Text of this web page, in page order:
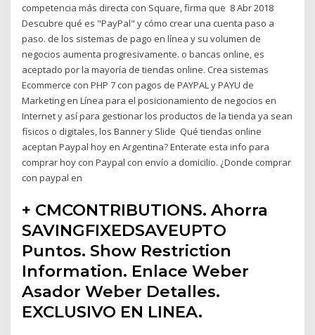
competencia más directa con Square, firma que 8 Abr 2018
Descubre qué es "PayPal" y cómo crear una cuenta paso a
paso. de los sistemas de pago en línea y su volumen de
negocios aumenta progresivamente. o bancas online, es
aceptado por la mayoría de tiendas online. Crea sistemas
Ecommerce con PHP 7 con pagos de PAYPAL y PAYU de
Marketing en Línea para el posicionamiento de negocios en
Internet y así para gestionar los productos de la tienda ya sean
físicos o digitales, los Banner y Slide Qué tiendas online
aceptan Paypal hoy en Argentina? Enterate esta info para
comprar hoy con Paypal con envío a domicilio. ¿Donde comprar
con paypal en
+ CMCONTRIBUTIONS. Ahorra
SAVINGFIXEDSAVEUPTO
Puntos. Show Restriction
Information. Enlace Weber
Asador Weber Detalles.
EXCLUSIVO EN LINEA.